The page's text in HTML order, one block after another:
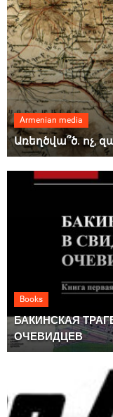
Armenian media
Առեղծվա՞ծ. ոչ,
Books
БАКИНСКАЯ
ОЧЕВИДЦЕВ